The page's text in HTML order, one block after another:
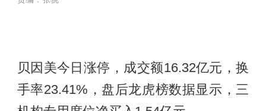
贝因美今日涨停，成交额16.32亿元，换
手率23.41%，盘后龙虎榜数据显示，三